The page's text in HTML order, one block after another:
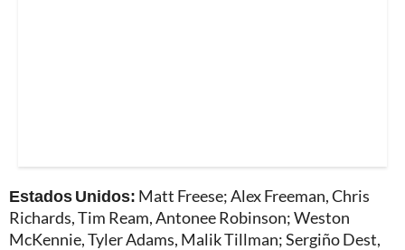
Estados Unidos: Matt Freese; Alex Freeman, Chris
Richards, Tim Ream, Antonee Robinson; Weston
McKennie, Tyler Adams, Malik Tillman; Sergiño Dest,